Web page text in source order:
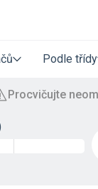
Podle třídy